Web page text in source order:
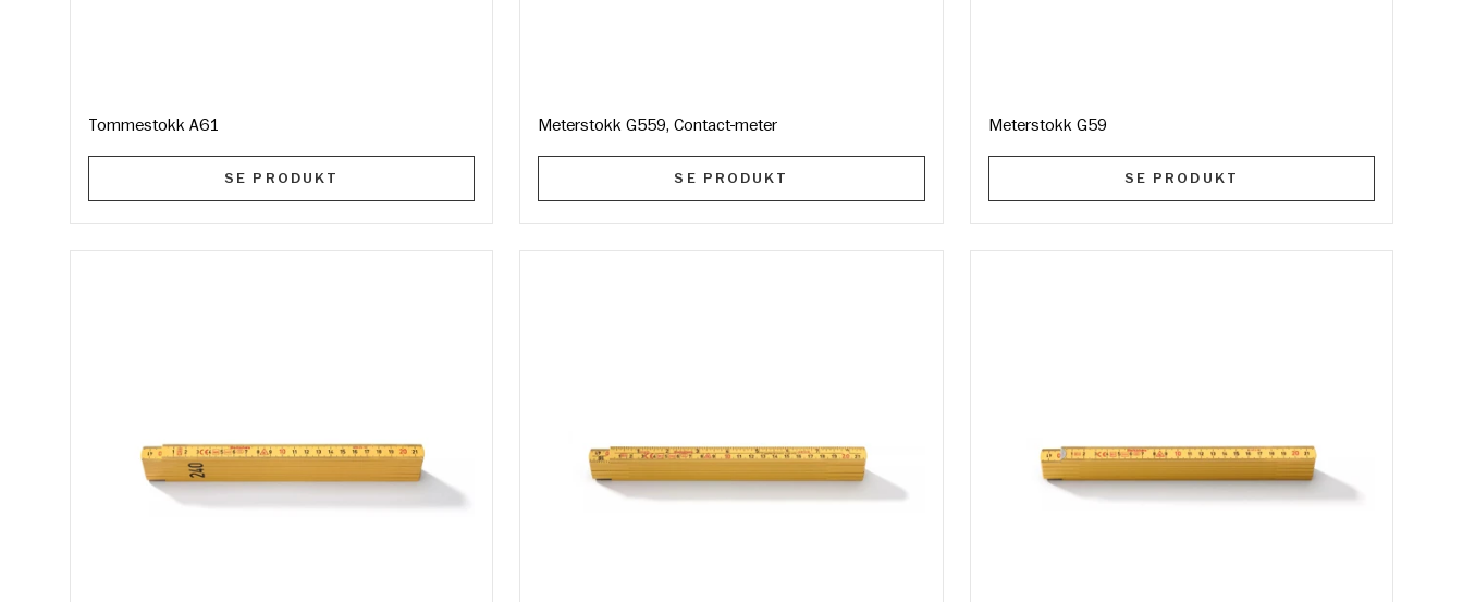
Tommestokk A61
SE PRODUKT
Meterstokk G559, Contact-meter
SE PRODUKT
Meterstokk G59
SE PRODUKT